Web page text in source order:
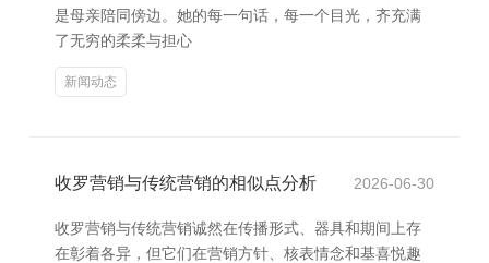
是母亲陪同傍边。她的每一句话，每一个目光，齐充满
了无穷的柔柔与担心
新闻动态
收罗营销与传统营销的相似点分析 2026-06-30
收罗营销与传统营销诚然在传播形式、器具和期间上存
在彰着各异，但它们在营销方针、核表情念和基喜悦趣